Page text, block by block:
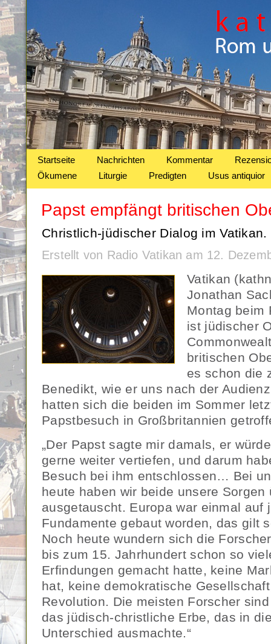
Startseite Nachrichten Kommentar
Ökumene
Liturgie Predigten Usus antiquior
Papst empfängt britischen
Christlich-jüdischer Dialog im Vatikan.
Erstellt von Radio Vatikan am 12.
Vatikan
Jonathan
Montag beim
ist jüdischer
britischen
es schon die
Benedikt, wie er uns nach der
hatten sich die beiden im Sommer
Papstbesuch in Großbritannien
„Der Papst sagte mir damals, er
gerne weiter vertiefen, und darum
Besuch bei ihm entschlossen… Bei
heute haben wir beide unsere Sorgen
ausgetauscht. Europa war einmal auf
Fundamente gebaut worden, das gilt
Noch heute wundern sich die
bis zum 15. Jahrhundert schon so
Erfindungen gemacht hatte, keine
hat, keine demokratische
Revolution. Die meisten Forscher
das jüdisch-christliche Erbe, das in
Unterschied ausmachte.“